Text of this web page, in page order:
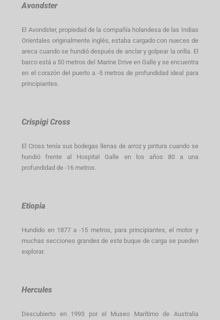
Avondster
El Avondster, propiedad de la compañía holandesa de las Indias
Orientales originalmente inglés, estaba cargado con nueces de
areca cuando se hundió después de anclar y golpear la orilla. El
barco está a 50 metros del Marine Drive en Galle y se encuentra
en el corazón del puerto a -5 metros de profundidad ideal para
principiantes.
Crispigi Cross
El Cross tenía sus bodegas llenas de arroz y pintura cuando se
hundió frente al Hospital Galle en los años 80 a una
profundidad de -16 metros.
Etiopia
Hundido en 1877 a -15 metros, para principiantes, el motor y
muchas secciones grandes de este buque de carga se pueden
explorar.
Hercules
Descubierto en 1993 por el Museo Marítimo de Australia